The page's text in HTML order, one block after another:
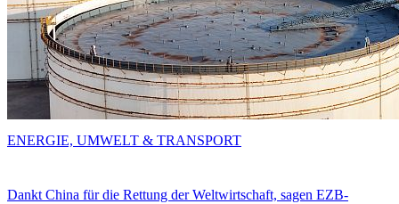
Dankt China für die Rettung der Weltwirtschaft, sagen EZB-
ENERGIE, UMWELT & TRANSPORT